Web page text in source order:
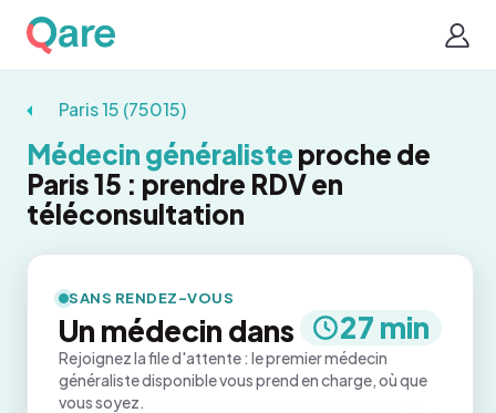
Paris 15 (75015)
Médecin généraliste proche de
Paris 15 : prendre RDV en
téléconsultation
SANS RENDEZ-VOUS
Un médecin dans 27 min
Rejoignez la file d'attente : le premier médecin
généraliste disponible vous prend en charge, où que
vous soyez.